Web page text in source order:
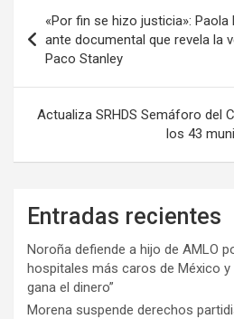
de
entradas
«Por fin se hizo justicia»:
ante documental que revela la
Paco Stanley
Actualiza SRHDS Semáforo del
los 43
Entradas recientes
Noroña defiende a hijo de AMLO
hospitales más caros de México y
gana el dinero”
Morena suspende derechos